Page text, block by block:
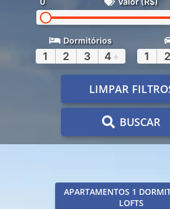
Dormitórios
1 2 3 4 + 1 2
LIMPAR
BUSCAR
APARTAMENTOS 1
LOFTS